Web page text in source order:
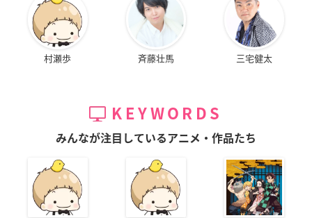
村瀬歩 斉藤壮馬 三宅健太
KEYWORDS
みんなが注目しているアニメ・作品たち